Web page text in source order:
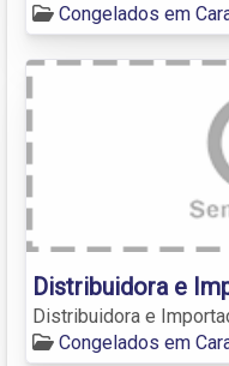
Congelados em
Distribuidora e
Distribuidora e
Congelados em